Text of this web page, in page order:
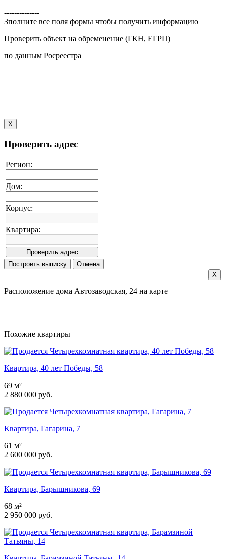
--------------
Зполните все поля формы чтобы получить информацию
Проверить объект на обременение (ГКН, ЕГРП)
по данным Росреестра
X
Проверить адрес
Регион:
Дом:
Корпус:
Квартира:
X
Расположение дома Автозаводская, 24 на карте
Похожие квартиры
Квартира, 40 лет Победы, 58
69 м²
2 880 000 руб.
Квартира, Гагарина, 7
61 м²
2 600 000 руб.
Квартира, Барышникова, 69
68 м²
2 950 000 руб.